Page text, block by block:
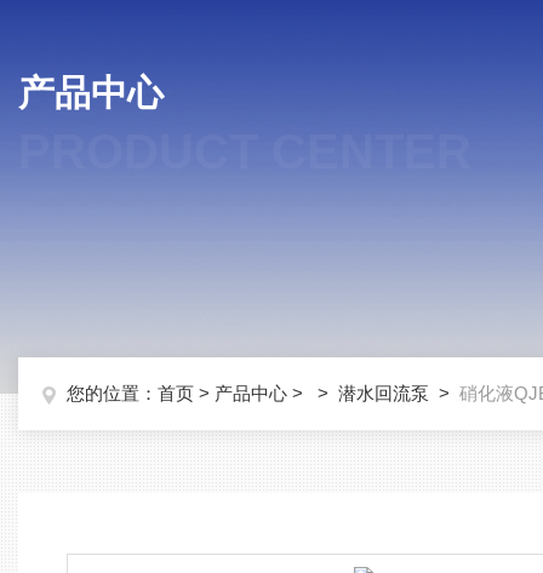
产品中心
您的位置： 首页 > 产品中心 > > 潜水回流泵 > 硝化液